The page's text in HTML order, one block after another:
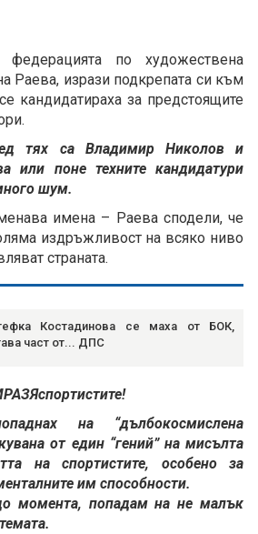
федерацията по художествена
Раева, изрази подкрепата си към
кандидатираха за предстоящите
тях са Владимир Николов и
или поне техните кандидатури
шум.
имена – Раева сподели, че
издръжливост на всяко ниво
страната.
Костадинова се маха от БОК,
част от... ДПС
на “дълбокосмислена
от един “гений” на мисълта
на спортистите, особено за
им способности.
момента, попадам на не малък